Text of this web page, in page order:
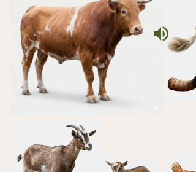
volume_up